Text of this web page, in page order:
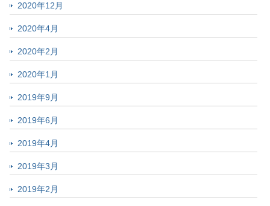
2020年12月
2020年4月
2020年2月
2020年1月
2019年9月
2019年6月
2019年4月
2019年3月
2019年2月